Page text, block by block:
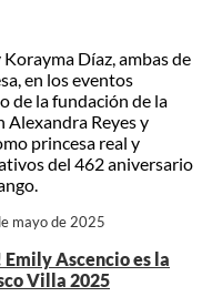
Díaz, ambas de
en los eventos
de la fundación de la
Alexandra Reyes y
princesa real y
del 462 aniversario
mayo de 2025
Emily Ascencio es la
Villa 2025